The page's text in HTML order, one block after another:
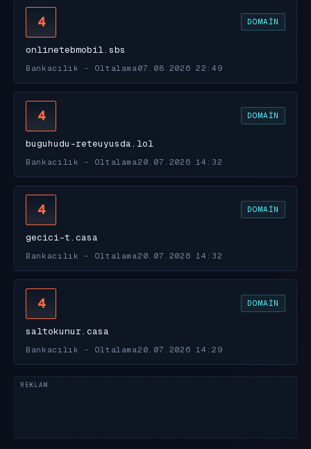
4 DOMAIN
onlinetebmobil.sbs
Bankacılık - Oltalama 07.08.2026 22:49
4 DOMAIN
buguhudu-reteuyusda.lol
Bankacılık - Oltalama20.07.2026 14:32
4 DOMAIN
gecici-t.casa
Bankacılık - Oltalama20.07.2026 14:32
4 DOMAIN
saltokunur.casa
Bankacılık - Oltalama20.07.2026 14:29